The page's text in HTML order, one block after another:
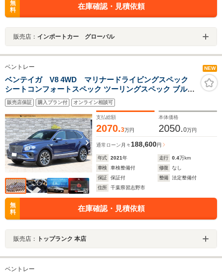
無
料
在庫確認・見積依頼
販売店： インポートカー グローバル
ベントレー NEW
ベンテイガ V8 4WD マリナードライビングスペック
シートコンフォートスペック ツーリングスペック ブルー
&ホワイト内装 地デジTV 右ハンドル
販売店保証 購入プラン付 オンライン相談可
支払総額
2070.3万円
本体価格
2050.0万円
通常ローン 月々 188,600円
年式 2021年 走行 0.4万km
車検
車検整備付 修復
なし
保証
保証付 整備
法定整備付
住所
千葉県習志野市
無
料
在庫確認・見積依頼
販売店： トップランク 本店
ベントレー